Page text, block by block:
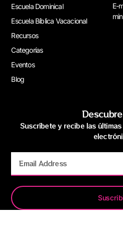
Escuela Dominical
Escuela Bíblica Vacacional
Recursos
Categorías
Eventos
Blog
E-
Suscríbete y recibe las